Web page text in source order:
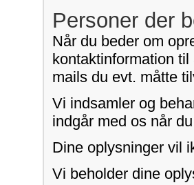
Personer der
Når du beder om
kontaktinformation
mails du evt. måtte
Vi indsamler og
indgår med os når
Dine oplysninger vil
Vi beholder dine